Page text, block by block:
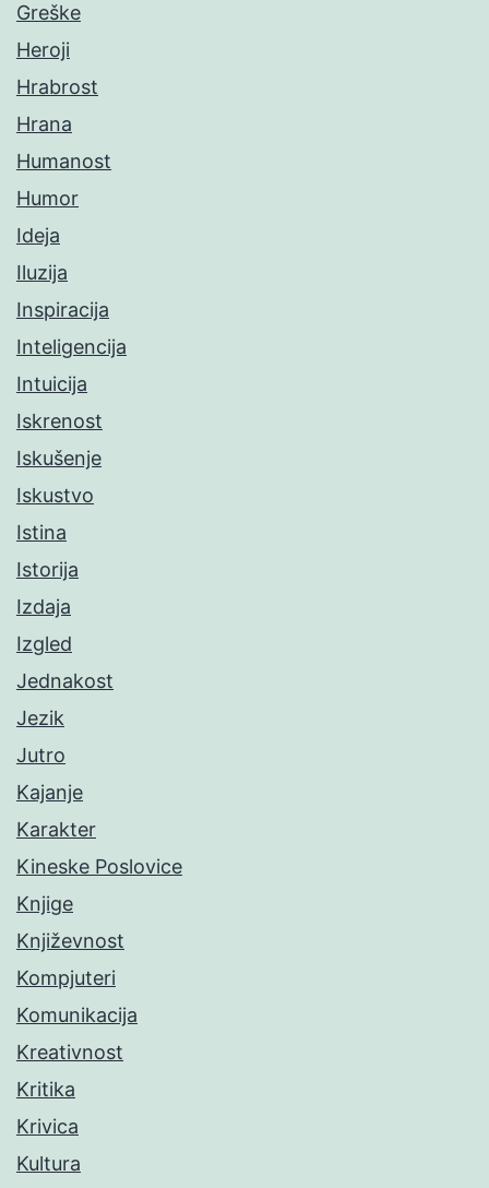
Greške
Heroji
Hrabrost
Hrana
Humanost
Humor
Ideja
Iluzija
Inspiracija
Inteligencija
Intuicija
Iskrenost
Iskušenje
Iskustvo
Istina
Istorija
Izdaja
Izgled
Jednakost
Jezik
Jutro
Kajanje
Karakter
Kineske Poslovice
Knjige
Književnost
Kompjuteri
Komunikacija
Kreativnost
Kritika
Krivica
Kultura